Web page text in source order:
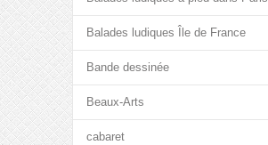
Balades ludiques Île de France
Bande dessinée
Beaux-Arts
cabaret